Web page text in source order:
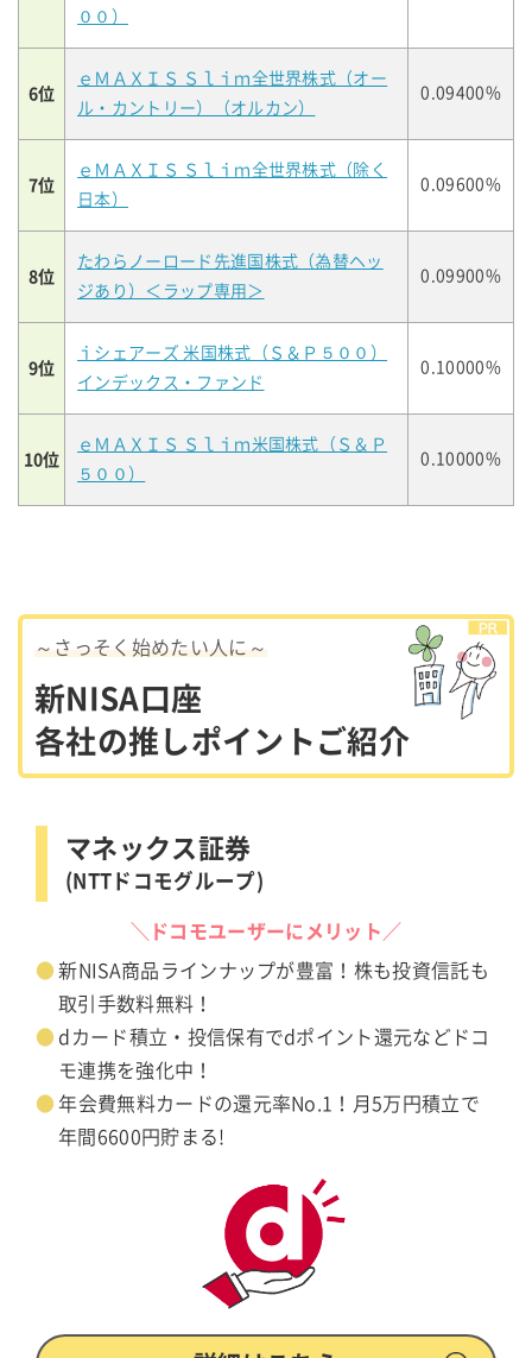
００）
6位
ｅＭＡＸＩＳ Ｓｌｉｍ全世界株式（オー
ル・カントリー）（オルカン）
0.09400%
7位
ｅＭＡＸＩＳ Ｓｌｉｍ全世界株式（除く
日本）
0.09600%
8位
たわらノーロード先進国株式（為替ヘッ
ジあり）＜ラップ専用＞
0.09900%
9位
ｉシェアーズ 米国株式（Ｓ＆Ｐ５００）
インデックス・ファンド
0.10000%
10位
ｅＭＡＸＩＳ Ｓｌｉｍ米国株式（Ｓ＆Ｐ
５００）
0.10000%
～さっそく始めたい人に～
新NISA口座
各社の推しポイントご紹介
マネックス証券
(NTTドコモグループ)
＼ドコモユーザーにメリット／
新NISA商品ラインナップが豊富！株も投資信託も
取引手数料無料！
dカード積立・投信保有でdポイント還元などドコ
モ連携を強化中！
年会費無料カードの還元率No.1！月5万円積立で
年間6600円貯まる!